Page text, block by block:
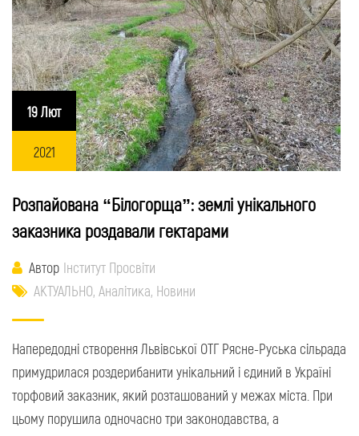
19 Лют
2021
Розпайована “Білогорща”: землі унікального
заказника роздавали гектарами
Автор Інститут Просвіти
АКТУАЛЬНО, Аналітика, Новини
Напередодні створення Львівської ОТГ Рясне-Руська сільрада
примудрилася роздерибанити унікальний і єдиний в Україні
торфовий заказник, який розташований у межах міста. При
цьому порушила одночасно три законодавства, а